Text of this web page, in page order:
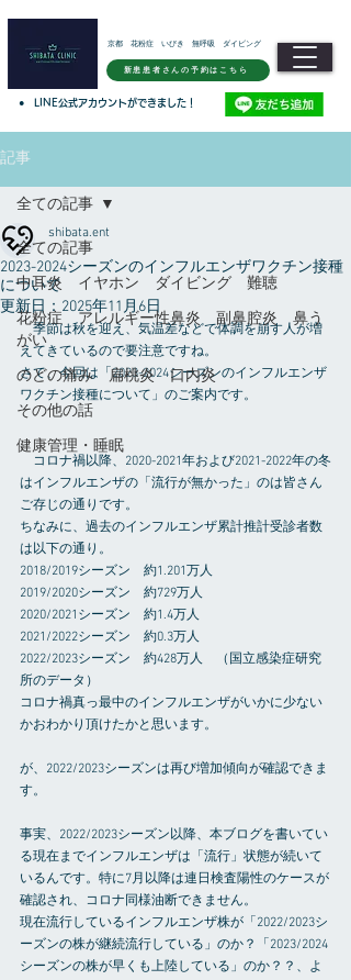
京都 花粉症 いびき 無呼吸 ダイビング
新患患者さんの予約はこちら
● LINE公式アカウントができました！
記事
全ての記事
中耳炎 イヤホン ダイビング 難聴
花粉症 アレルギー性鼻炎 副鼻腔炎 鼻う
がい
のどの痛み 扁桃炎 口内炎
その他の話
健康管理・睡眠
全ての記事
2023-2024シーズンのインフルエンザワクチン接種
について
shibata.ent
更新日： 2025年11月6日
季節は秋を迎え、気温差などで体調を崩す人が増
えてきているので要注意ですね。
さて、今回は「2023-2024シーズンのインフルエンザ
ワクチン接種について」のご案内です。
コロナ禍以降、2020-2021年および2021-2022年の冬
はインフルエンザの「流行が無かった」のは皆さん
ご存じの通りです。
ちなみに、過去のインフルエンザ累計推計受診者数
は以下の通り。
2018/2019シーズン　約1.201万人
2019/2020シーズン　約729万人
2020/2021シーズン　約1.4万人
2021/2022シーズン　約0.3万人
2022/2023シーズン　約428万人　（国立感染症研究
所のデータ）
コロナ禍真っ最中のインフルエンザがいかに少ない
かおわかり頂けたかと思います。
が、2022/2023シーズンは再び増加傾向が確認できま
す。
事実、2022/2023シーズン以降、本ブログを書いてい
る現在までインフルエンザは「流行」状態が続いて
いるんです。特に7月以降は連日検査陽性のケースが
確認され、コロナ同様油断できません。
現在流行しているインフルエンザ株が「2022/2023シ
ーズンの株が継続流行している」のか？「2023/2024
シーズンの株が早くも上陸している」のか？？、よ